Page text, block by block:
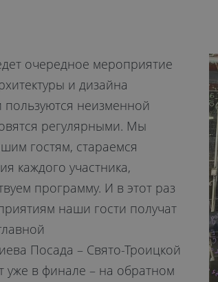
очередное мероприятие
и дизайна
неизменной
регулярными. Мы
гостям, стараемся
каждого участника,
программу. И в этот раз
наши гости получат
Посада – Свято-Троицкой
уже в финале – на обратном